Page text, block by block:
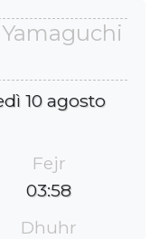
10 agosto
Fejr
03:58
Dhuhr